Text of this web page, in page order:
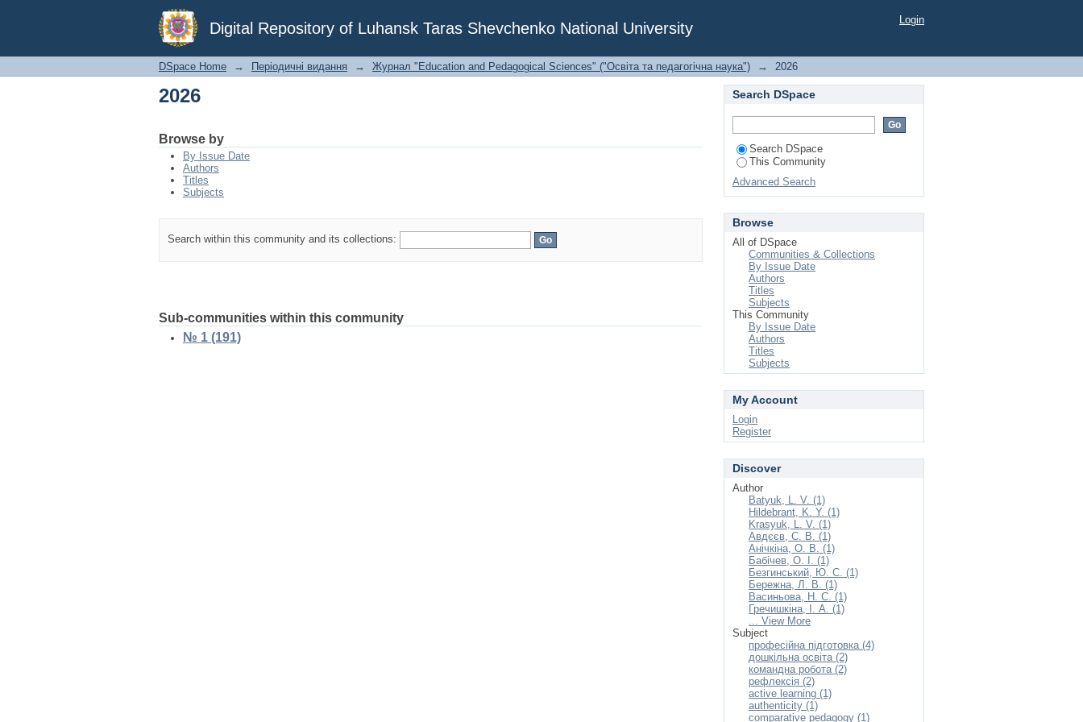
Digital Repository of Luhansk Taras Shevchenko National University
2026 Login
DSpace Home → Періодичні видання → Журнал "Education and Pedagogical Sciences" ("Освіта та педагогічна наука") → 2026
2026
Browse by
By Issue Date
Authors
Titles
Subjects
Search within this community and its collections:
Sub-communities within this community
№ 1 (191)
Search DSpace
Search DSpace
This Community
Advanced Search
Browse
All of DSpace
Communities & Collections
By Issue Date
Authors
Titles
Subjects
This Community
By Issue Date
Authors
Titles
Subjects
My Account
Login
Register
Discover
Author
Batyuk, L. V. (1)
Hildebrant, K. Y. (1)
Krasyuk, L. V. (1)
Авдєєв, С. В. (1)
Анічкіна, О. В. (1)
Бабічев, О. І. (1)
Безгинський, Ю. С. (1)
Бережна, Л. В. (1)
Васиньова, Н. С. (1)
Гречишкіна, І. А. (1)
... View More
Subject
професійна підготовка (4)
дошкільна освіта (2)
командна робота (2)
рефлексія (2)
active learning (1)
authenticity (1)
comparative pedagogy (1)